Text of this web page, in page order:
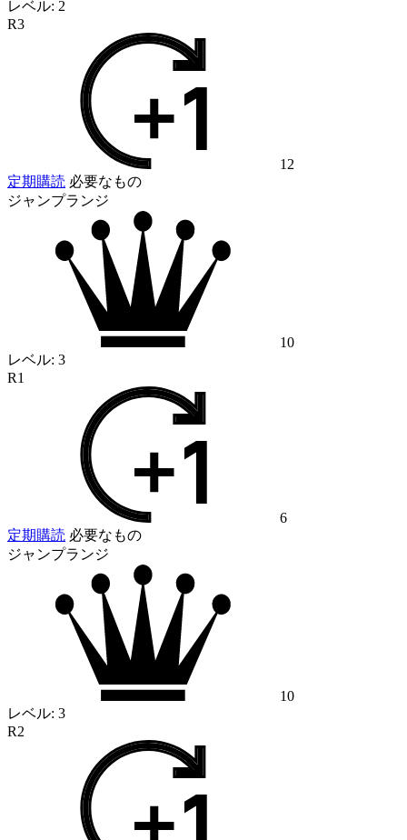
レベル: 2
R3
12
定期購読 必要なもの
ジャンプランジ
10
レベル: 3
R1
6
定期購読 必要なもの
ジャンプランジ
10
レベル: 3
R2